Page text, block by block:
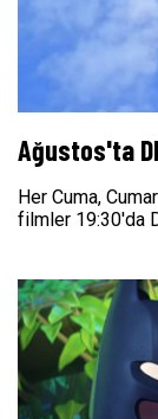
Ağustos'ta
Her Cuma,
filmler 19:30'da